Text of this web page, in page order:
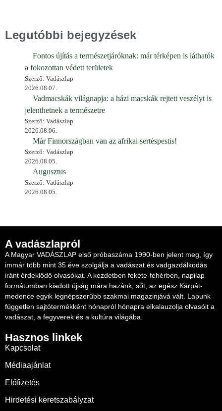
Legutóbbi bejegyzések
Fontos újítás a természetjáróknak: már térképen is láthatók
a fokozottan védett területek
Szerző: Vadászlap
2026.08.07.
Vadmacskák világnapja: a házi macskák rejtett veszélyt is
jelenthetnek a természetre
Szerző: Vadászlap
2026.08.06.
Már Finnországban van az afrikai sertéspestis!
Szerző: Vadászlap
2026.08.05.
Augusztus
Szerző: Vadászlap
2026.08.05.
A vadászlapról
A Magyar VADÁSZLAP első próbaszáma 1990-ben jelent meg, így
immár több mint 35 éve szolgálja a vadászat és vadgazdálkodás
iránt érdeklődő olvasókat. A kezdetben fekete-fehérben, napilap
formátumban kiadott újság mára hazánk, sőt, az egész Kárpát-
medence egyik legnépszerűbb szakmai magazinjává vált. Lapunk
független sajtótermékként hónapról hónapra elkalauzolja olvasóit a
vadászat, a fegyverek és a kultúra világába.
Hasznos linkek
Kapcsolat
Médiaajánlat
Előfizetés
Hirdetési keretszabályzat